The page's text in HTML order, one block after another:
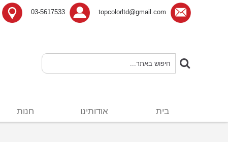
topcolorltd@gmail.com
03-5617533
בית אודותינו חנות